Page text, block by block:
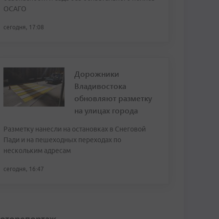
ОСАГО
сегодня, 17:08
Дорожники
Владивостока
обновляют разметку
на улицах города
Разметку нанесли на остановках в Снеговой
Пади и на пешеходных переходах по
нескольким адресам
сегодня, 16:47